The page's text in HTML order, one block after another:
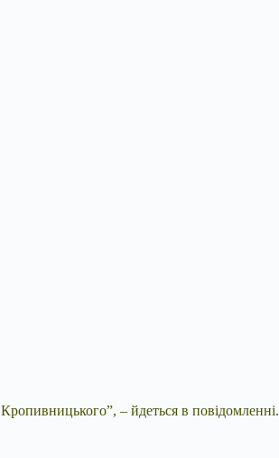
– йдеться в повідомленні.